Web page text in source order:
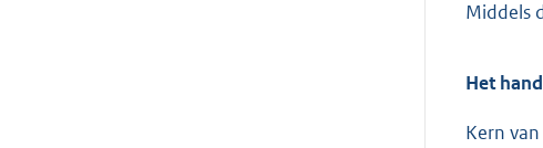
Middels
Het
Kern